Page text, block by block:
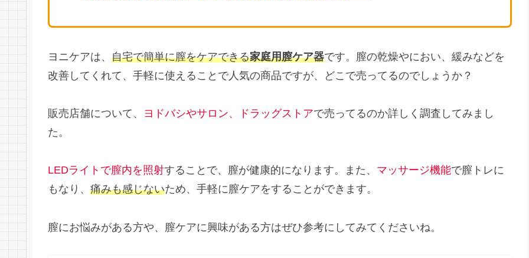
ヨニケアは、 自宅で簡単に膣をケアできる家庭用膣ケア器です。膣の乾燥やにおい、緩みなどを
改善してくれて、手軽に使えることで人気の商品ですが、どこで売ってるのでしょうか？
販売店舗について、 ヨドバシやサロン、ドラッグストアで売ってるのか詳しく調査してみまし
た。
LEDライトで膣内を照射することで、膣が健康的になります。また、 マッサージ機能で膣トレに
もなり、 痛みも感じないため、手軽に膣ケアをすることができます。
膣にお悩みがある方や、膣ケアに興味がある方はぜひ参考にしてみてくださいね。